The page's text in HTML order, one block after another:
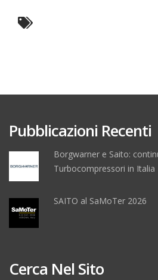
Pubblicazioni Recenti
Borgwarner e Saito:
Turbocompressori in Italia
SAITO al SaMoTer 2026
Cerca Nel Sito